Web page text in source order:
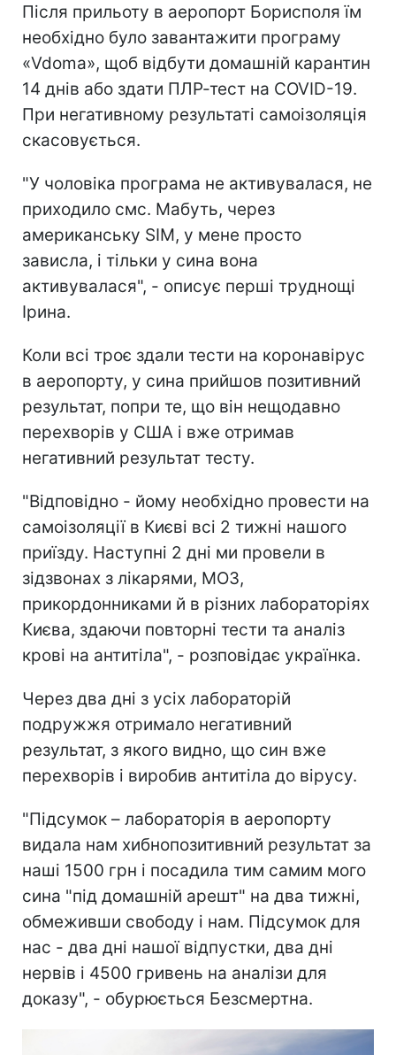
Після прильоту в аеропорт Борисполя їм
необхідно було завантажити програму
«Vdoma», щоб відбути домашній карантин
14 днів або здати ПЛР-тест на COVID-19.
При негативному результаті самоізоляція
скасовується.
"У чоловіка програма не активувалася, не
приходило смс. Мабуть, через
американську SIM, у мене просто
зависла, і тільки у сина вона
активувалася", - описує перші труднощі
Ірина.
Коли всі троє здали тести на коронавірус
в аеропорту, у сина прийшов позитивний
результат, попри те, що він нещодавно
перехворів у США і вже отримав
негативний результат тесту.
"Відповідно - йому необхідно провести на
самоізоляції в Києві всі 2 тижні нашого
приїзду. Наступні 2 дні ми провели в
зідзвонах з лікарями, МОЗ,
прикордонниками й в різних лабораторіях
Києва, здаючи повторні тести та аналіз
крові на антитіла", - розповідає українка.
Через два дні з усіх лабораторій
подружжя отримало негативний
результат, з якого видно, що син вже
перехворів і виробив антитіла до вірусу.
"Підсумок – лабораторія в аеропорту
видала нам хибнопозитивний результат за
наші 1500 грн і посадила тим самим мого
сина "під домашній арешт" на два тижні,
обмеживши свободу і нам. Підсумок для
нас - два дні нашої відпустки, два дні
нервів і 4500 гривень на аналізи для
доказу", - обурюється Безсмертна.